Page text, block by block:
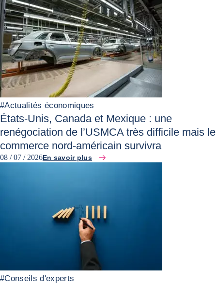
#Actualités économiques
États-Unis, Canada et Mexique : une
renégociation de l’USMCA très difficile mais le
commerce nord-américain survivra
08 / 07 / 2026En savoir plus
#Conseils d'experts